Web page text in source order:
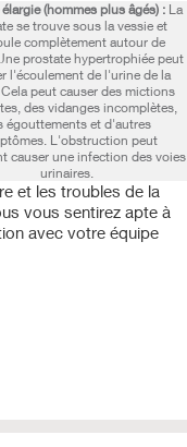
(hommes plus âgés) : La
se trouve sous la vessie et
complètement autour de
prostate hypertrophiée peut
l'écoulement de l'urine de la
peut causer des mictions
des vidanges incomplètes,
égouttements et d'autres
L'obstruction peut
causer une infection des voies
urinaires.
et les troubles de la
vous sentirez apte à
avec votre équipe